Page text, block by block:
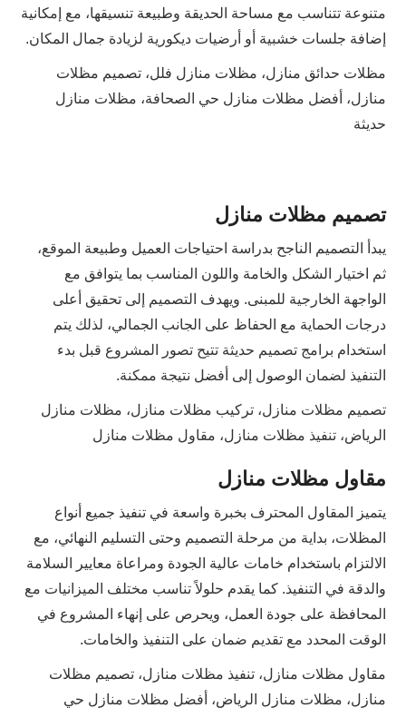
متنوعة تتناسب مع مساحة الحديقة وطبيعة تنسيقها، مع إمكانية
إضافة جلسات خشبية أو أرضيات ديكورية لزيادة جمال المكان.
مظلات حدائق منازل، مظلات منازل فلل، تصميم مظلات
منازل، أفضل مظلات منازل حي الصحافة، مظلات منازل
حديثة
تصميم مظلات منازل
يبدأ التصميم الناجح بدراسة احتياجات العميل وطبيعة الموقع،
ثم اختيار الشكل والخامة واللون المناسب بما يتوافق مع
الواجهة الخارجية للمبنى. ويهدف التصميم إلى تحقيق أعلى
درجات الحماية مع الحفاظ على الجانب الجمالي، لذلك يتم
استخدام برامج تصميم حديثة تتيح تصور المشروع قبل بدء
التنفيذ لضمان الوصول إلى أفضل نتيجة ممكنة.
تصميم مظلات منازل، تركيب مظلات منازل، مظلات منازل
الرياض، تنفيذ مظلات منازل، مقاول مظلات منازل
مقاول مظلات منازل
يتميز المقاول المحترف بخبرة واسعة في تنفيذ جميع أنواع
المظلات، بداية من مرحلة التصميم وحتى التسليم النهائي، مع
الالتزام باستخدام خامات عالية الجودة ومراعاة معايير السلامة
والدقة في التنفيذ. كما يقدم حلولاً تناسب مختلف الميزانيات مع
المحافظة على جودة العمل، ويحرص على إنهاء المشروع في
الوقت المحدد مع تقديم ضمان على التنفيذ والخامات.
مقاول مظلات منازل، تنفيذ مظلات منازل، تصميم مظلات
منازل، مظلات منازل الرياض، أفضل مظلات منازل حي